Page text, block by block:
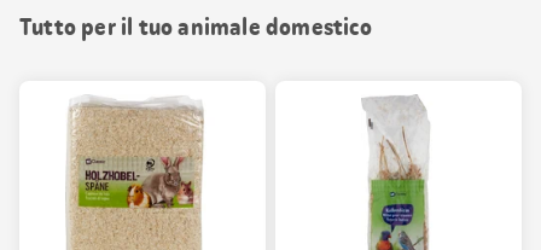
Tutto per il tuo animale domestico